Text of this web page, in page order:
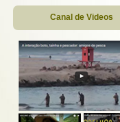
Canal de Videos